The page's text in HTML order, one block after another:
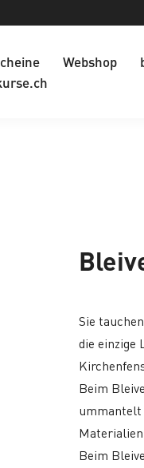
Webshop
Sie
die einzige
Beim
ummantelt
Beim